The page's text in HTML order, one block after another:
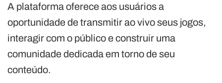
A plataforma oferece aos usuários a
oportunidade de transmitir ao vivo seus jogos,
interagir com o público e construir uma
comunidade dedicada em torno de seu
conteúdo.